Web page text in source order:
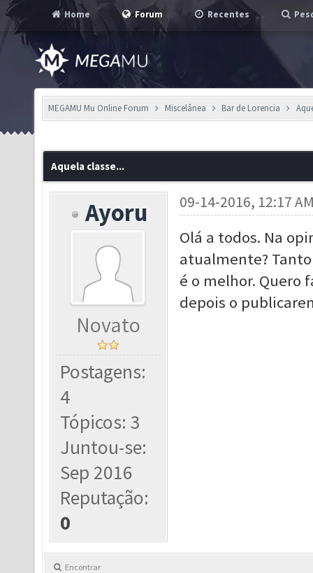
Home Forum Recentes
MEGAMU Mu Online Forum Miscelânea Bar de Lorencia
Aquela classe...
Ayoru
Novato
Postagens:
4
Tópicos: 3
Juntou-se:
Sep 2016
Reputação:
0
09-14-2016, 12:17
Olá a todos. Na
atualmente? Tanto
é o melhor. Quero
depois o
Encontrar